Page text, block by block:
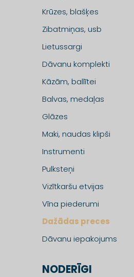
Krūzes, blašķes
Zibatmiņas, usb
Lietussargi
Dāvanu komplekti
Kāzām, ballītei
Balvas, medaļas
Glāzes
Maki, naudas klipši
Instrumenti
Pulksteņi
Vizītkaršu etvijas
Vīna piederumi
Dažādas preces
Dāvanu iepakojums
NODERĪGI